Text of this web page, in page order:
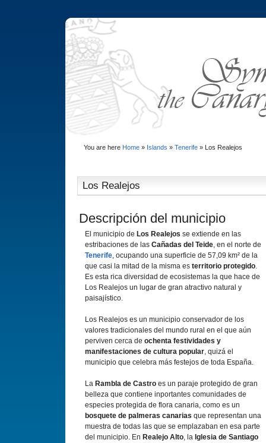
You are here Home» Islands » Tenerife» Los Realejos
Los Realejos
Descripción del municipio
El municipio de Los Realejos se extiende en las
estribaciones de las Cañadas del Teide, en el norte de
Tenerife, ocupando una superficie de 57,09 km² de la
que casi la mitad de la misma es territorio protegido.
Es esta rica diversidad de ecosistemas la que hace de
Los Realejos un lugar de gran atractivo natural y
paisajístico.
Los Realejos es un municipio conservador de los
valores tradicionales del mundo rural en el que aún
perviven cerca de ochenta festividades y
manifestaciones de cultura popular, quizá el
municipio que celebra más festejos de toda España.
La Rambla de Castro es un paraje protegido de gran
belleza que contiene inportantes comunidades de
especies protegida de flora canaria, como es un
bosquete de palmeras canarias que representan una
muestra de todas las que se emplazaban en esa parte
del municipio. En Realejo Alto, la Iglesia de Santiago